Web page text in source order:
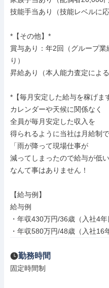
技能手当あり（技能レベルに
*【その他】*
賞与あり：年2回（グループ
り）
昇給あり（本人能力査定による
*【毎月安定した給与を稼げま
カレンダーや天候に関係なく
全員が毎月安定した収入を
得られるように当社は月給制で
「雨が降って現場仕事が
減ってしまったので給与が低い
なんて事はありません！
【給与例】
給与例
・年収430万円/36歳（入社4
・年収580万円/48歳（入社16
勤務時間
固定時間制